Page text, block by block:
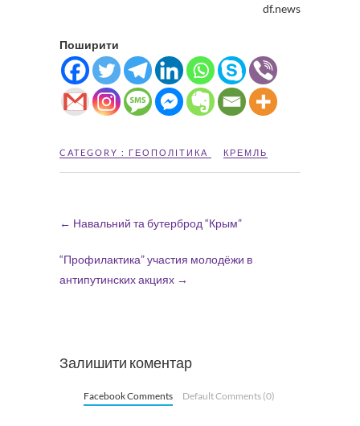
df.news
Поширити
CATEGORY : ГЕОПОЛІТИКА КРЕМЛЬ
← Навальний та бутерброд “Крым”
“Профилактика” участия молодёжи в
антипутинских акциях →
Залишити коментар
Facebook Comments Default Comments (0)